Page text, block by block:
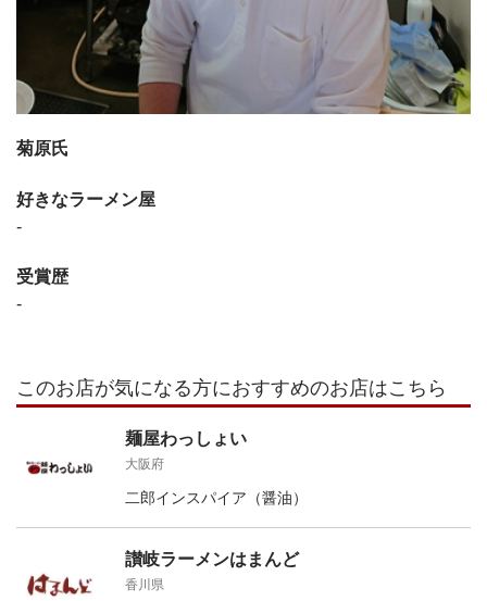
菊原氏
好きなラーメン屋
-
受賞歴
-
このお店が気になる方におすすめのお店はこちら
麺屋わっしょい
大阪府
二郎インスパイア（醤油）
讃岐ラーメンはまんど
香川県